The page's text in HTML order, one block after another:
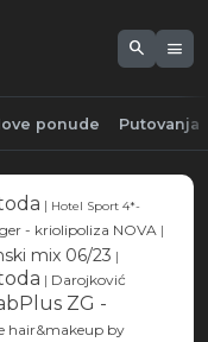
search menu
ponude Putovanja
| Hotel Sport 4*-
- kriolipoliza NOVA |
mix 06/23 |
| Darojković
ZG -
hair&makeup by